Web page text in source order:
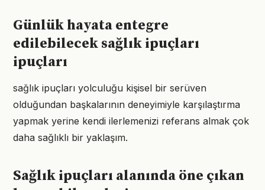
Günlük hayata entegre
edilebilecek sağlık ipuçları
ipuçları
sağlık ipuçları yolculuğu kişisel bir serüven
olduğundan başkalarının deneyimiyle karşılaştırma
yapmak yerine kendi ilerlemenizi referans almak çok
daha sağlıklı bir yaklaşım.
Sağlık ipuçları alanında öne çıkan